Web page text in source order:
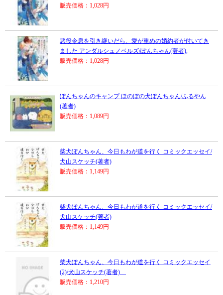
販売価格：1,028円
悪役令息を引き継いだら、愛が重めの婚約者が付いてき
ました アンダルシュノベルズ/ぽんちゃん(著者),
販売価格：1,028円
ぽんちゃんのキャンプ ほのぼの犬ぽんちゃん/ふるやん
(著者)
販売価格：1,089円
柴犬ぽんちゃん、今日もわが道を行く コミックエッセイ/
犬山スケッチ(著者)
販売価格：1,149円
柴犬ぽんちゃん、今日もわが道を行く コミックエッセイ/
犬山スケッチ(著者)
販売価格：1,149円
柴犬ぽんちゃん、今日もわが道を行く コミックエッセイ
(2)/犬山スケッチ(著者)
販売価格：1,210円